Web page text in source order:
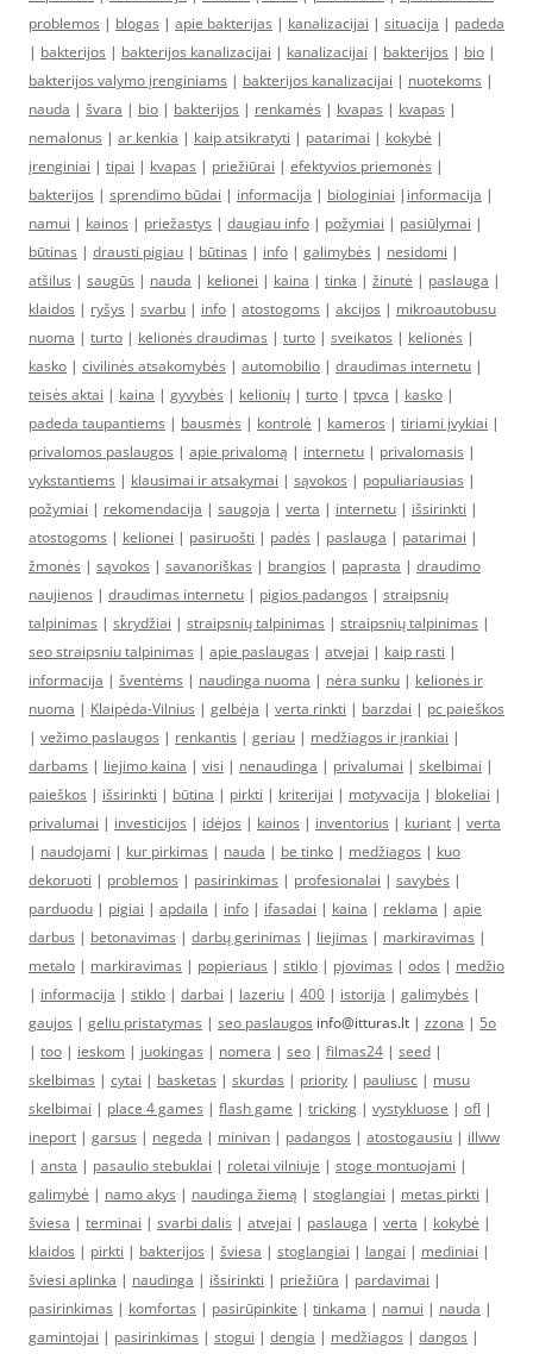
problemos | blogas | apie bakterijas | kanalizacijai | situacija | padeda
| bakterijos | bakterijos kanalizacijai | kanalizacijai | bakterijos | bio |
bakterijos valymo įrenginiams | bakterijos kanalizacijai | nuotekoms |
nauda | švara | bio | bakterijos | renkamės | kvapas | kvapas |
nemalonus | ar kenkia | kaip atsikratyti | patarimai | kokybė |
įrenginiai | tipai | kvapas | priežiūrai | efektyvios priemonės |
bakterijos | sprendimo būdai | informacija | biologiniai | informacija |
namui | kainos | priežastys | daugiau info | požymiai | pasiūlymai |
būtinas | drausti pigiau | būtinas | info | galimybės | nesidomi |
atšilus | saugūs | nauda | kelionei | kaina | tinka | žinutė | paslauga |
klaidos | ryšys | svarbu | info | atostogoms | akcijos | mikroautobusu
nuoma | turto | kelionės draudimas | turto | sveikatos | kelionės |
kasko | civilinės atsakomybės | automobilio | draudimas internetu |
teisės aktai | kaina | gyvybės | kelionių | turto | tpvca | kasko |
padeda taupantiems | bausmės | kontrolė | kameros | tiriami įvykiai |
privalomos paslaugos | apie privalomą | internetu | privalomasis |
vykstantiems | klausimai ir atsakymai | sąvokos | populiariausias |
požymiai | rekomendacija | saugoja | verta | internetu | išsirinkti |
atostogoms | kelionei | pasiruošti | padės | paslauga | patarimai |
žmonės | sąvokos | savanoriškas | brangios | paprasta | draudimo
naujienos | draudimas internetu | pigios padangos | straipsnių
talpinimas | skrydžiai | straipsnių talpinimas | straipsnių talpinimas |
seo straipsniu talpinimas | apie paslaugas | atvejai | kaip rasti |
informacija | šventėms | naudinga nuoma | nėra sunku | kelionės ir
nuoma | Klaipėda-Vilnius | gelbėja | verta rinkti | barzdai | pc paieškos
| vežimo paslaugos | renkantis | geriau | medžiagos ir įrankiai |
darbams | liejimo kaina | visi | nenaudinga | privalumai | skelbimai |
paieškos | išsirinkti | būtina | pirkti | kriterijai | motyvacija | blokeliai |
privalumai | investicijos | idėjos | kainos | inventorius | kuriant | verta
| naudojami | kur pirkimas | nauda | be tinko | medžiagos | kuo
dekoruoti | problemos | pasirinkimas | profesionalai | savybės |
parduodu | pigiai | apdaila | info | ifasadai | kaina | reklama | apie
darbus | betonavimas | darbų gerinimas | liejimas | markiravimas |
metalo | markiravimas | popieriaus | stiklo | pjovimas | odos | medžio
| informacija | stiklo | darbai | lazeriu | 400 | istorija | galimybės |
gaujos | geliu pristatymas | seo paslaugos info@itturas.lt | zzona | 5o
| too | ieskom | juokingas | nomera | seo | filmas24 | seed |
skelbimas | cytai | basketas | skurdas | priority | pauliusc | musu
skelbimai | place 4 games | flash game | tricking | vystykluose | ofl |
ineport | garsus | negeda | minivan | padangos | atostogausiu | illww
| ansta | pasaulio stebuklai | roletai vilniuje | stoge montuojami |
galimybė | namo akys | naudinga žiemą | stoglangiai | metas pirkti |
šviesa | terminai | svarbi dalis | atvejai | paslauga | verta | kokybė |
klaidos | pirkti | bakterijos | šviesa | stoglangiai | langai | mediniai |
šviesi aplinka | naudinga | išsirinkti | priežiūra | pardavimai |
pasirinkimas | komfortas | pasirūpinkite | tinkama | namui | nauda |
gamintojai | pasirinkimas | stogui | dengia | medžiagos | dangos |